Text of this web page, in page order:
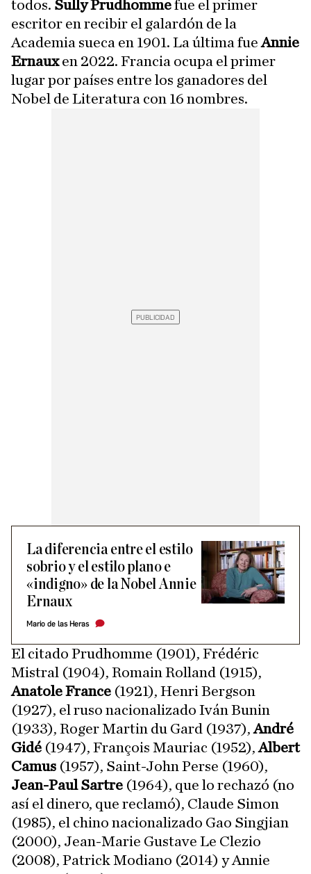
todos. Sully Prudhommefue el primer
escritor en recibir el galardón de la
Academia sueca en 1901. La última fueAnnie
Ernauxen 2022. Francia ocupa el primer
lugar por países entre los ganadores del
Nobel de Literatura con 16 nombres.
La diferencia entre el estilo
sobrio y el estilo plano e
«indigno» de la Nobel Annie
Ernaux
Mario de las Heras
El citado Prudhomme (1901), Frédéric
Mistral (1904), Romain Rolland (1915),
Anatole France (1921), Henri Bergson
(1927), el ruso nacionalizado Iván Bunin
(1933), Roger Martin du Gard (1937),André
Gidé (1947), François Mauriac (1952),Albert
Camus (1957), Saint-John Perse (1960),
Jean-Paul Sartre (1964), que lo rechazó (no
así el dinero, que reclamó), Claude Simon
(1985), el chino nacionalizado Gao Singjian
(2000), Jean-Marie Gustave Le Clezio
(2008), Patrick Modiano (2014) y Annie